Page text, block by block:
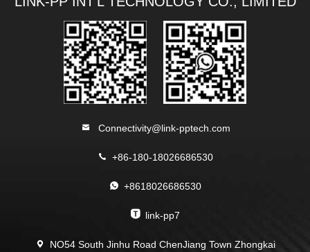
Connectivity@link-pptech.com
+86-180-18026686530
+8618026686530
link-pp7
NO54 South Jinhu Road ChenJiang Town Zhongkai